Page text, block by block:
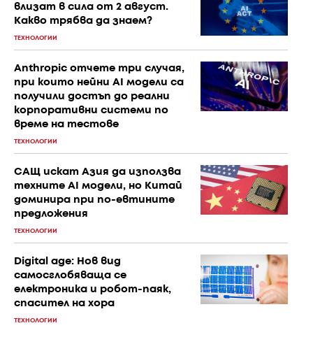
влизат в сила от 2 август.
Какво трябва да знаем?
ТЕХНОЛОГИИ
Anthropic отчете три случая,
при които нейни AI модели са
получили достъп до реални
корпоративни системи по
време на тестове
ТЕХНОЛОГИИ
САЩ искат Азия да използва
техните AI модели, но Китай
доминира при по-евтините
предложения
ТЕХНОЛОГИИ
Digital age: Нов вид
самосглобяваща се
електроника и робот-паяк,
спасител на хора
ТЕХНОЛОГИИ